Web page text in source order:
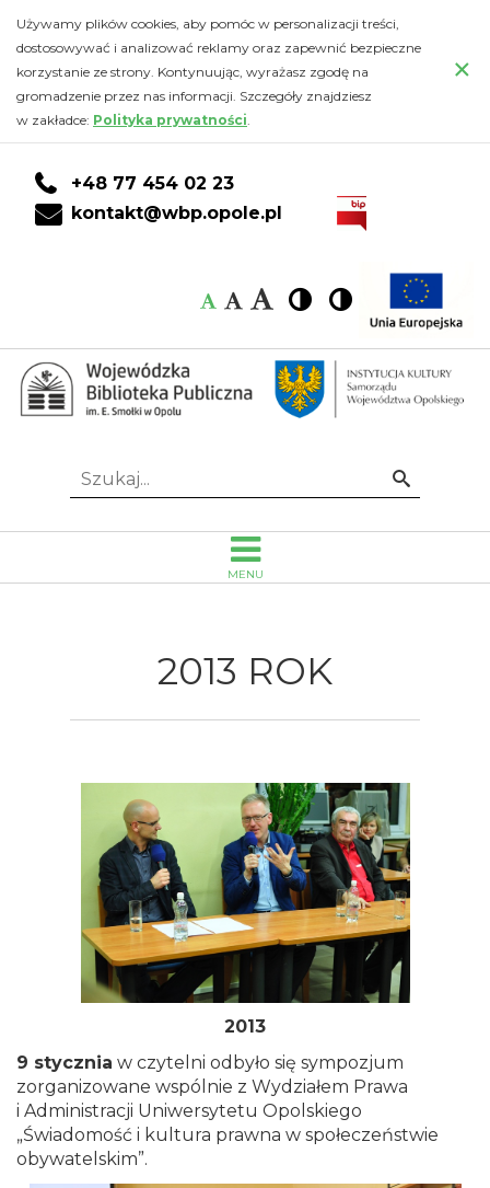
2013
rok
Wojewódzka
Biblioteka
Emanuela
Smołki
Opolu
do
głównej
treści
DO
KONTA
CZYTELNIKA
DO
WYSZUKIWARKI
do
stopki
Używamy plików cookies, aby pomóc w personalizacji treści,
dostosowywać i analizować reklamy oraz zapewnić bezpieczne
korzystanie ze strony. Kontynuując, wyrażasz zgodę na
gromadzenie przez nas informacji. Szczegóły znajdziesz
w zakładce: Polityka prywatności.
×
+48 77 454 02 23
kontakt@wbp.opole.pl
Czcionka:
Czcionka
Czcionka
Czcionka
Wysoki
kontrast
Wysoki
kontrast
Idź
Szukaj...
MENU
2013 ROK
2013
9 stycznia w czytelni odbyło się sympozjum
zorganizowane wspólnie z Wydziałem Prawa
i Administracji Uniwersytetu Opolskiego
„Świadomość i kultura prawna w społeczeństwie
obywatelskim”.